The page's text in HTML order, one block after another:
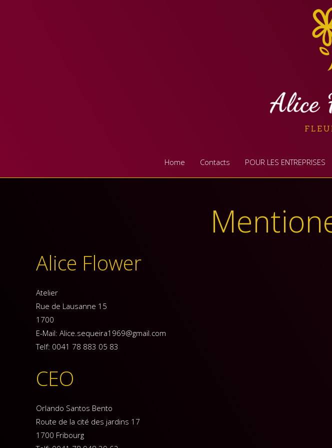
Home Contacts POUR LES ENTREPRISES
Alice Flower
Atelier
Rue de Lausanne 15
1700
E-Mail: Alice.sequeira1969@gmail.com
Telf: 0041 78 883 05 83
CEO
Orlando Santos Bento
Route de la cité des jardins 17
1700 Fribourg